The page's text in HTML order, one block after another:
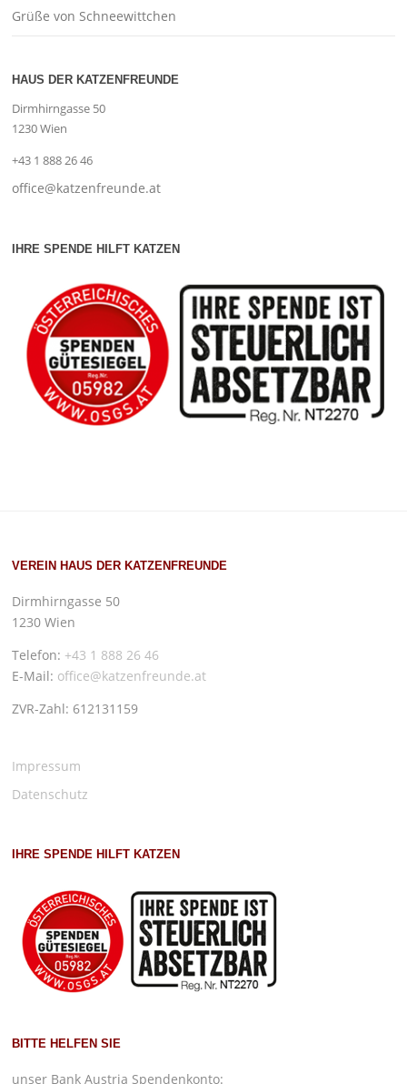
Grüße von Schneewittchen
HAUS DER KATZENFREUNDE
Dirmhirngasse 50
1230 Wien
+43 1 888 26 46
office@katzenfreunde.at
IHRE SPENDE HILFT KATZEN
VEREIN HAUS DER KATZENFREUNDE
Dirmhirngasse 50
1230 Wien
Telefon: +43 1 888 26 46
E-Mail: office@katzenfreunde.at
ZVR-Zahl: 612131159
Impressum
Datenschutz
IHRE SPENDE HILFT KATZEN
BITTE HELFEN SIE
unser Bank Austria Spendenkonto: